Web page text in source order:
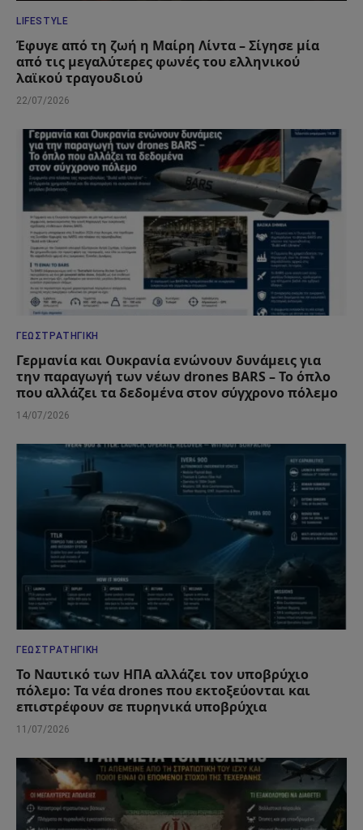
LIFESTYLE
Έφυγε από τη ζωή η Μαίρη Λίντα – Σίγησε μία
από τις μεγαλύτερες φωνές του ελληνικού
λαϊκού τραγουδιού
22/07/2026
ΓΕΩΣΤΡΑΤΗΓΙΚΉ
Γερμανία και Ουκρανία ενώνουν δυνάμεις για
την παραγωγή των νέων drones BARS – Το όπλο
που αλλάζει τα δεδομένα στον σύγχρονο πόλεμο
14/07/2026
ΓΕΩΣΤΡΑΤΗΓΙΚΉ
Το Ναυτικό των ΗΠΑ αλλάζει τον υποβρύχιο
πόλεμο: Τα νέα drones που εκτοξεύονται και
επιστρέφουν σε πυρηνικά υποβρύχια
11/07/2026